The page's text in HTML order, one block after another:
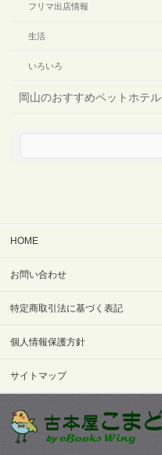
フリマ出店情報
生活
いろいろ
岡山のおすすめペットホテル
HOME
お問い合わせ
特定商取引法に基づく表記
個人情報保護方針
サイトマップ